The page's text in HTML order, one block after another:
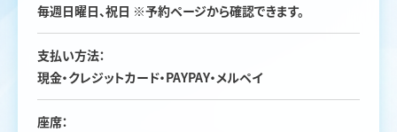
毎週日曜日、祝日 ※予約ページから確認できます。
支払い方法：
現金・クレジットカード・PAYPAY・メルペイ
座席：